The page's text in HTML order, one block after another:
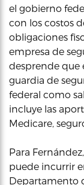
el gobierno
con los costos
obligaciones
empresa de
desprende que
guardia de
federal como
incluye las
Medicare,
Para
puede incurrir
Departamento